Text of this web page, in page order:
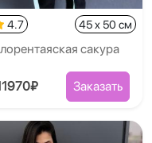
4.7 45 x 50 см
сакура
Заказать